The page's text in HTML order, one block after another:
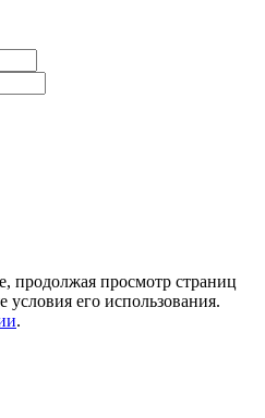
продолжая просмотр страниц
его использования.
.